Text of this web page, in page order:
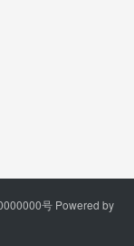
号Powered by